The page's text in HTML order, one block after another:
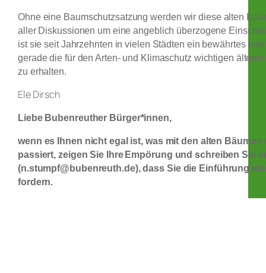
Ohne eine Baumschutzsatzungwerden wir diese alten B
aller Diskussionen um eine angeblich überzogene
ist sieseit Jahrzehnten in vielen Städten ein bewährtes
gerade die für den Arten- und Klimaschutz wichtigen
zu erhalten.
Ele Dirsch
Liebe Bubenreuther Bürger*innen,
wenn es Ihnen nicht egal ist, was mit den alten
passiert, zeigen Sie Ihre Empörung und schreiben Sie
(n.stumpf@bubenreuth.de), dass Sie die Einführung
fordern.